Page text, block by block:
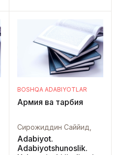
BOSHQA ADABIYOTLAR
Армия ва тарбия
Сирожиддин Саййид,
Adabiyot.
Adabiyotshunoslik.